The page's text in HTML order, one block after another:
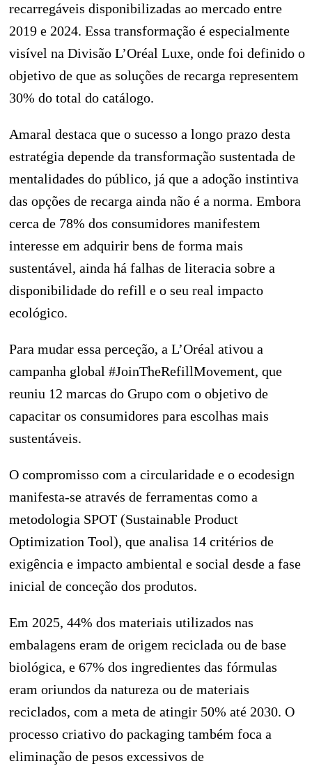
recarregáveis disponibilizadas ao mercado entre
2019 e 2024. Essa transformação é especialmente
visível na Divisão L’Oréal Luxe, onde foi definido o
objetivo de que as soluções de recarga representem
30% do total do catálogo.
Amaral destaca que o sucesso a longo prazo desta
estratégia depende da transformação sustentada de
mentalidades do público, já que a adoção instintiva
das opções de recarga ainda não é a norma. Embora
cerca de 78% dos consumidores manifestem
interesse em adquirir bens de forma mais
sustentável, ainda há falhas de literacia sobre a
disponibilidade do refill e o seu real impacto
ecológico.
Para mudar essa perceção, a L’Oréal ativou a
campanha global #JoinTheRefillMovement, que
reuniu 12 marcas do Grupo com o objetivo de
capacitar os consumidores para escolhas mais
sustentáveis.
O compromisso com a circularidade e o ecodesign
manifesta-se através de ferramentas como a
metodologia SPOT (Sustainable Product
Optimization Tool), que analisa 14 critérios de
exigência e impacto ambiental e social desde a fase
inicial de conceção dos produtos.
Em 2025, 44% dos materiais utilizados nas
embalagens eram de origem reciclada ou de base
biológica, e 67% dos ingredientes das fórmulas
eram oriundos da natureza ou de materiais
reciclados, com a meta de atingir 50% até 2030. O
processo criativo do packaging também foca a
eliminação de pesos excessivos de